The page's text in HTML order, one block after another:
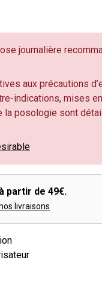
journalière
aux précautions
indications, mises
la posologie sont
partir de 49€.
livraisons